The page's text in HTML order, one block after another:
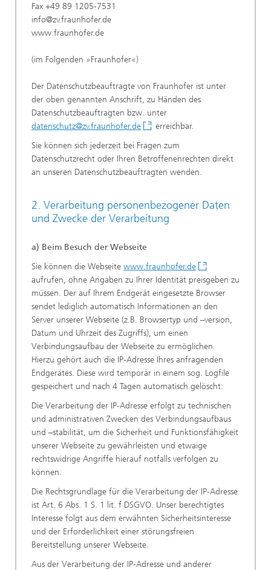
Fax +49 89 1205-7531
info@zv.fraunhofer.de
www.fraunhofer.de
(im Folgenden »Fraunhofer«)
Der Datenschutzbeauftragte von Fraunhofer ist unter
der oben genannten Anschrift, zu Händen des
Datenschutzbeauftragten bzw. unter
datenschutz@zv.fraunhofer.de
erreichbar.
Sie können sich jederzeit bei Fragen zum
Datenschutzrecht oder Ihren Betroffenenrechten direkt
an unseren Datenschutzbeauftragten wenden.
2. Verarbeitung personenbezogener Daten
und Zwecke der Verarbeitung
a) Beim Besuch der Webseite
Sie können die Webseite www.fraunhofer.de
aufrufen, ohne Angaben zu Ihrer Identität preisgeben zu
müssen. Der auf Ihrem Endgerät eingesetzte Browser
sendet lediglich automatisch Informationen an den
Server unserer Webseite (z.B. Browsertyp und –version,
Datum und Uhrzeit des Zugriffs), um einen
Verbindungsaufbau der Webseite zu ermöglichen.
Hierzu gehört auch die IP-Adresse Ihres anfragenden
Endgerätes. Diese wird temporär in einem sog. Logfile
gespeichert und nach 4 Tagen automatisch gelöscht:
Die Verarbeitung der IP-Adresse erfolgt zu technischen
und administrativen Zwecken des Verbindungsaufbaus
und –stabilität, um die Sicherheit und Funktionsfähigkeit
unserer Webseite zu gewährleisten und etwaige
rechtswidrige Angriffe hierauf notfalls verfolgen zu
können.
Die Rechtsgrundlage für die Verarbeitung der IP-Adresse
ist Art. 6 Abs. 1 S. 1 lit. f DSGVO. Unser berechtigtes
Interesse folgt aus dem erwähnten Sicherheitsinteresse
und der Erforderlichkeit einer störungsfreien
Bereitstellung unserer Webseite.
Aus der Verarbeitung der IP-Adresse und anderer